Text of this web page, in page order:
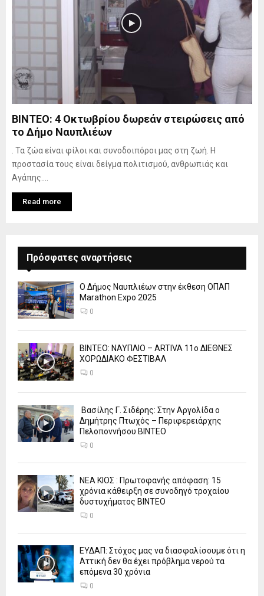
ΒΙΝΤΕΟ: 4 Οκτωβρίου δωρεάν στειρώσεις από
το Δήμο Ναυπλιέων
. Τα ζώα είναι φίλοι και συνοδοιπόροι μας στη ζωή. Η
προστασία τους είναι δείγμα πολιτισμού, ανθρωπιάς και
Αγάπης....
Read more
Πρόσφατες αναρτήσεις
Ο Δήμος Ναυπλιέων στην έκθεση ΟΠΑΠ
Marathon Expo 2025
0
ΒΙΝΤΕΟ: ΝΑΥΠΛΙΟ – ARTIVA 11ο ΔΙΕΘΝΕΣ
ΧΟΡΩΔΙΑΚΟ ΦΕΣΤΙΒΑΛ
0
Βασίλης Γ. Σιδέρης: Στην Αργολίδα ο
Δημήτρης Πτωχός – Περιφερειάρχης
Πελοποννήσου ΒΙΝΤΕΟ
0
ΝΕΑ ΚΙΟΣ : Πρωτοφανής απόφαση: 15
χρόνια κάθειρξη σε συνοδηγό τροχαίου
δυστυχήματος ΒΙΝΤΕΟ
0
ΕΥΔΑΠ: Στόχος μας να διασφαλίσουμε ότι η
Αττική δεν θα έχει πρόβλημα νερού τα
επόμενα 30 χρόνια
0